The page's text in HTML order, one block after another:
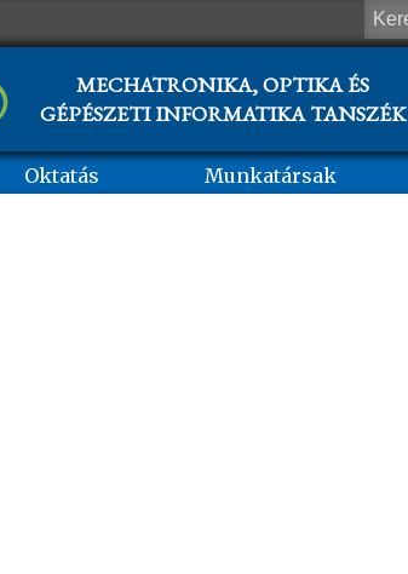
MECHATRONIKA, OPTIKA ÉS
GÉPÉSZETI INFORMATIKA TANSZÉK
Oktatás Munkatársak